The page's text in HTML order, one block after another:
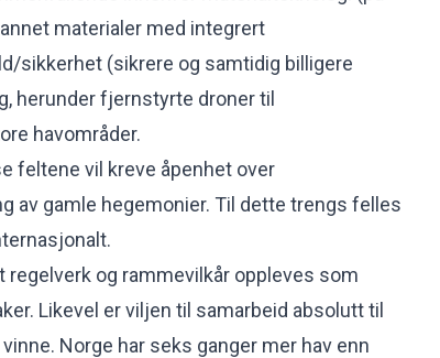
materialer med integrert
sikkerhet (sikrere og samtidig billigere
herunder fjernstyrte droner til
havområder.
feltene vil kreve åpenhet over
av gamle hegemonier. Til dette trengs felles
regelverk og rammevilkår oppleves som
Likevel er viljen til samarbeid absolutt til
Norge har seks ganger mer hav enn